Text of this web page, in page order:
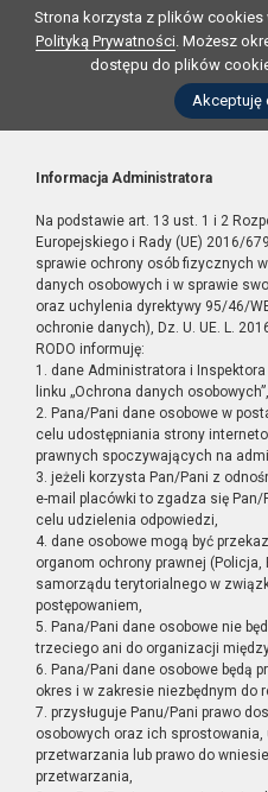
Strona korzysta z plików cookies
Polityką Prywatności. Możesz
dostępu do plików
Akceptuję
Informacja Administratora
Na podstawie art. 13 ust. 1 i 2
Europejskiego i Rady (UE) 2016/
sprawie ochrony osób fizycznych
danych osobowych i w sprawie
oraz uchylenia dyrektywy 95/46/
ochronie danych), Dz. U. UE. L.
RODO informuję:
1. dane Administratora i
linku „Ochrona danych osobowych”,
2. Pana/Pani dane osobowe w
celu udostępniania strony
prawnych spoczywających na
3. jeżeli korzysta Pan/Pani z
e-mail placówki to zgadza się
celu udzielenia odpowiedzi,
4. dane osobowe mogą być
organom ochrony prawnej (Policja,
samorządu terytorialnego w
postępowaniem,
5. Pana/Pani dane osobowe nie
trzeciego ani do organizacji
6. Pana/Pani dane osobowe będą
okres i w zakresie niezbędnym do
7. przysługuje Panu/Pani prawo
osobowych oraz ich
przetwarzania lub prawo do
przetwarzania,